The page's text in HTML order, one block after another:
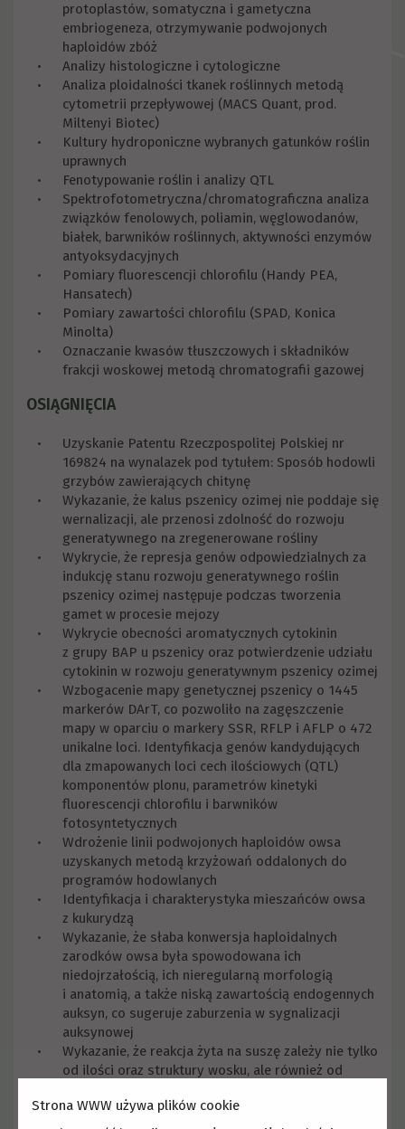
protoplastów, somatyczna i gametyczna
embriogeneza, otrzymywanie podwojonych
haploidów zbóż
Analizy histologiczne i cytologiczne
Analiza ploidalności tkanek roślinnych metodą
cytometrii przepływowej (MACS Quant, prod.
Miltenyi Biotec)
Kultury hydroponiczne wybranych gatunków roślin
uprawnych
Fenotypowanie roślin i analizy QTL
Spektrofotometryczna/chromatograficzna analiza
związków fenolowych, poliamin, węglowodanów,
białek, barwników roślinnych, aktywności enzymów
antyoksydacyjnych
Pomiary fluorescencji chlorofilu (Handy PEA,
Hansatech)
Pomiary zawartości chlorofilu (SPAD, Konica
Minolta)
Oznaczanie kwasów tłuszczowych i składników
frakcji woskowej metodą chromatografii gazowej
OSIĄGNIĘCIA
Uzyskanie Patentu Rzeczpospolitej Polskiej nr
169824 na wynalazek pod tytułem: Sposób hodowli
grzybów zawierających chitynę
Wykazanie, że kalus pszenicy ozimej nie poddaje się
wernalizacji, ale przenosi zdolność do rozwoju
generatywnego na zregenerowane rośliny
Wykrycie, że represja genów odpowiedzialnych za
indukcję stanu rozwoju generatywnego roślin
pszenicy ozimej następuje podczas tworzenia
gamet w procesie mejozy
Wykrycie obecności aromatycznych cytokinin
z grupy BAP u pszenicy oraz potwierdzenie udziału
cytokinin w rozwoju generatywnym pszenicy ozimej
Wzbogacenie mapy genetycznej pszenicy o 1445
markerów DArT, co pozwoliło na zagęszczenie
mapy w oparciu o markery SSR, RFLP i AFLP o 472
unikalne loci. Identyfikacja genów kandydujących
dla zmapowanych loci cech ilościowych (QTL)
komponentów plonu, parametrów kinetyki
fluorescencji chlorofilu i barwników
fotosyntetycznych
Wdrożenie linii podwojonych haploidów owsa
uzyskanych metodą krzyżowań oddalonych do
programów hodowlanych
Identyfikacja i charakterystyka mieszańców owsa
z kukurydzą
Wykazanie, że słaba konwersja haploidalnych
zarodków owsa była spowodowana ich
niedojrzałością, ich nieregularną morfologią
i anatomią, a także niską zawartością endogennych
auksyn, co sugeruje zaburzenia w sygnalizacji
auksynowej
Wykazanie, że reakcja żyta na suszę zależy nie tylko
od ilości oraz struktury wosku, ale również od
oraz warunkami środowiskowymi
Strona WWW używa plików cookie